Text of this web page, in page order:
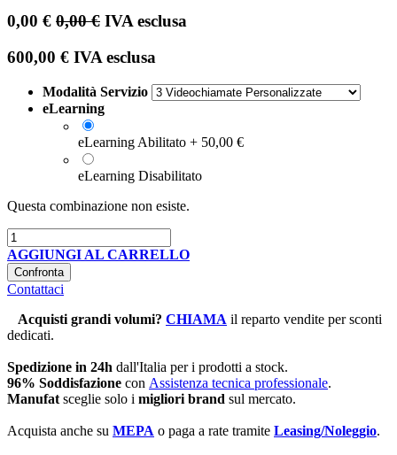
0,00 € 0,00€ IVA esclusa
600,00 € IVA esclusa
Modalità Servizio
eLearning
eLearning Abilitato + 50,00 €
eLearning Disabilitato
Questa combinazione non esiste.
AGGIUNGI AL CARRELLO
Confronta
Contattaci
Acquisti grandi volumi? CHIAMA il reparto vendite per sconti
dedicati.
Spedizione in 24h dall'Italia per i prodotti a stock.
96% Soddisfazione con Assistenza tecnica professionale.
Manufat sceglie solo i migliori brand sul mercato.
Acquista anche su MEPA o paga a rate tramite Leasing/Noleggio.